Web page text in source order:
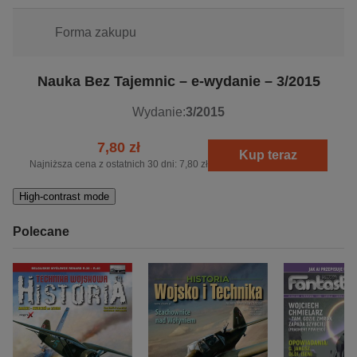
Forma zakupu
Nauka Bez Tajemnic – e-wydanie – 3/2015
Wydanie:3/2015
7,80 zł
Najniższa cena z ostatnich 30 dni: 7,80 zł
Kup teraz
High-contrast mode
Polecane